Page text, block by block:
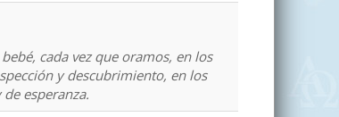
cada vez que oramos, en los
y descubrimiento, en los
esperanza.